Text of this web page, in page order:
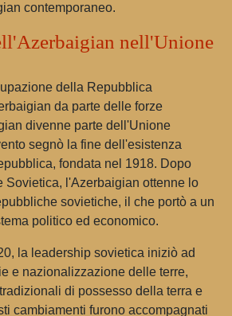
contemporaneo.
nell'Unione
della Repubblica
da parte delle forze
divenne parte dell'Unione
segnò la fine dell'esistenza
fondata nel 1918. Dopo
Sovietica, l'Azerbaigian ottenne lo
sovietiche, il che portò a un
politico ed economico.
la leadership sovietica iniziò ad
e nazionalizzazione delle terre,
di possesso della terra e
cambiamenti furono accompagnati